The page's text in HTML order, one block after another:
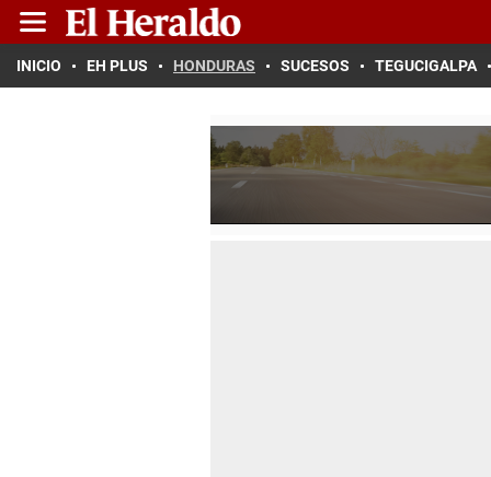
INICIO EH PLUS HONDURAS SUCESOS TEGUCIGALPA